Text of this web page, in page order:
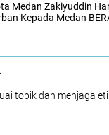
Medan Zakiyuddin
Kepada Medan
topik dan menjaga